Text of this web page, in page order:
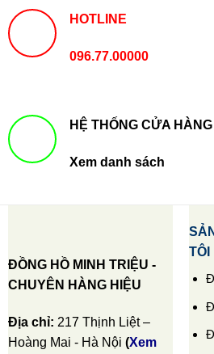
HOTLINE
096.77.00000
HỆ THỐNG CỬA HÀNG
Xem danh sách
ĐỒNG HỒ MINH TRIỆU -
CHUYÊN HÀNG HIỆU
Địa chỉ: 217 Thịnh Liệt –
Hoàng Mai - Hà Nội (Xem
TÔI